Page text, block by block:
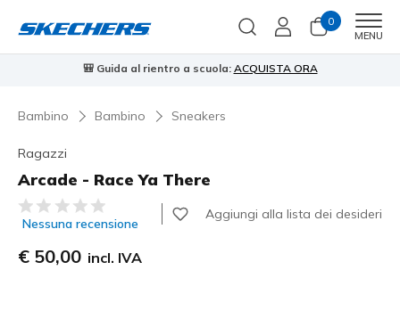
0
MENU
🎒 Guida al rientro a scuola: ACQUISTA ORA
Bambino Bambino Sneakers
Ragazzi
Arcade - Race Ya There
Valutazione cliente 4,4 su 5
Nessuna recensione
Aggiungi alla lista dei desideri
€ 50,00 incl. IVA